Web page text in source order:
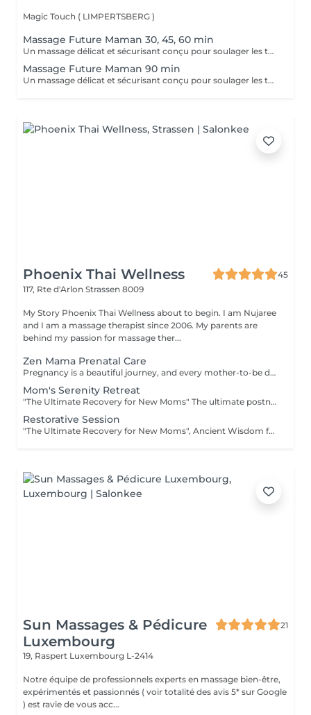
Magic Touch ( LIMPERTSBERG )
Massage Future Maman 30, 45, 60 min
Un massage délicat et sécurisant conçu pour soulager les tensions et apporter un moment de bien-être durant la grossesse.
Massage Future Maman 90 min
Un massage délicat et sécurisant conçu pour soulager les tensions et apporter un moment de bien-être durant la grossesse.
Phoenix Thai Wellness
45
117, Rte d'Arlon Strassen 8009
My Story Phoenix Thai Wellness about to begin. I am Nujaree
and I am a massage therapist since 2006. My parents are
behind my passion for massage ther...
Zen Mama Prenatal Care
Pregnancy is a beautiful journey, and every mother-to-be deserves a moment of peaceful recovery. Our Zen Mama Prenatal Care is designed to gently ease muscular tension, promote overall physical comfort, and give you the quiet moment of reflection you deserve. Safe, professional, and deeply relaxing. Available for 13+ weeks of pregnancy. Special Note: This gentle wellness experience is exclusively available for mothers in their second and third trimesters (13 weeks and above). We recommend consulting your personal advisor or doctor before your first visit.
Mom's Serenity Retreat
"The Ultimate Recovery for New Moms" The ultimate postnatal comfort and relaxation experience. Gentle techniques help ease postpartum fluid retention, promote a wonderful sense of physical lightness, and encourage natural bodily harmony and relaxation. "Booking Guidelines" - Natural Birth: Recommended starting 4 weeks after delivery. - C-Section: Recommended starting 6 to 8 weeks after delivery (once you feel fully recovered and comfortable). Please consult with your doctor or personal healthcare provider prior to your first session.
Restorative Session
"The Ultimate Recovery for New Moms", Ancient Wisdom for the Modern Mother is a blend of soothing massage and warm herbal compress experience. - In Thai culture, the period following childbirth is considered a crucial time for a mother to "re-warm" her body and restore her vital energy. Our Traditional Thai Herbal Postnatal Care (known as a Yu Fai inspired ritual) is a comprehensive wellness experience designed to help new mothers recover physically and emotionally using the comforting warmth of organic Thai herbs. "Booking Guidelines" - Natural Birth: Recommended starting 4 weeks after delivery. - C-Section: Recommended starting 6 to 8 weeks after delivery (once you feel fully recovered and comfortable). Please consult with your doctor or personal healthcare provider prior to your first session.
Sun Massages & Pédicure
Luxembourg
21
19, Raspert Luxembourg L-2414
Notre équipe de professionnels experts en massage bien-être,
expérimentés et passionnés ( voir totalité des avis 5* sur Google
) est ravie de vous acc...